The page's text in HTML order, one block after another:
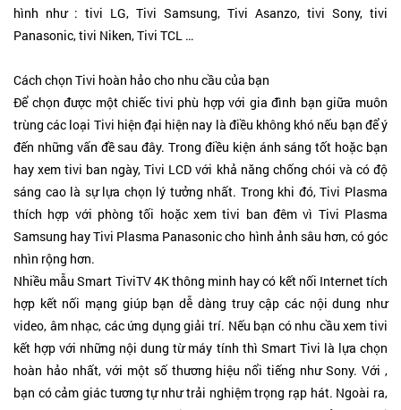
hình như : tivi LG, Tivi Samsung, Tivi Asanzo, tivi Sony, tivi
Panasonic, tivi Niken, Tivi TCL …
Cách chọn Tivi hoàn hảo cho nhu cầu của bạn
Để chọn được một chiếc tivi phù hợp với gia đình bạn giữa muôn
trùng các loại Tivi hiện đại hiện nay là điều không khó nếu bạn để ý
đến những vấn đề sau đây. Trong điều kiện ánh sáng tốt hoặc bạn
hay xem tivi ban ngày, Tivi LCD với khả năng chống chói và có độ
sáng cao là sự lựa chọn lý tưởng nhất. Trong khi đó, Tivi Plasma
thích hợp với phòng tối hoặc xem tivi ban đêm vì Tivi Plasma
Samsung hay Tivi Plasma Panasonic cho hình ảnh sâu hơn, có góc
nhìn rộng hơn.
Nhiều mẫu Smart TiviTV 4K thông minh hay có kết nối Internet tích
hợp kết nối mạng giúp bạn dễ dàng truy cập các nội dung như
video, âm nhạc, các ứng dụng giải trí. Nếu bạn có nhu cầu xem tivi
kết hợp với những nội dung từ máy tính thì Smart Tivi là lựa chọn
hoàn hảo nhất, với một số thương hiệu nổi tiếng như Sony. Với ,
bạn có cảm giác tương tự như trải nghiệm trọng rạp hát. Ngoài ra,